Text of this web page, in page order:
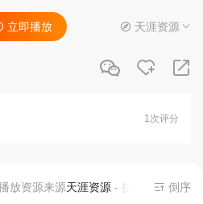
立即播放 天涯资源
1次评分
放资源来源天涯资源- 提供为您免费在
倒序